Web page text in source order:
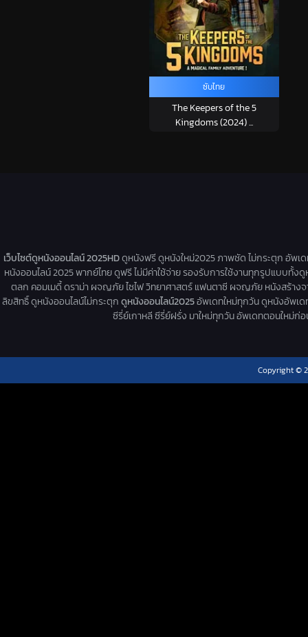
ซับไทย
The Keepers of the 5
Kingdoms (2024) ...
เว็บไซต์ดูหนังออนไลน์ 2025HDดูหนังฟรี ดูหนังใหม่2025 ภาพชัด ไม่กระตุก อัพเ
หนังออนไลน์ 2025 พากย์ไทย ดูฟรี ไม่มีค่าใช้จ่าย รองรับการใช้งานทุกรูปแบบทั้
ตลก คอมเมดี้ ดราม่า ผจญภัย ไซไฟ วิทยาศาสตร์ แฟนตาซี ผจญภัย หนังสร้างจ
ลิขสิทธิ์ ดูหนังออนไลน์ไม่กระตุกดูหนังออนไลน์2025อัพเดทใหม่ทุกวัน ดูหนังอัพเด
ซีรี่ย์เกาหลี ซีรี่ย์ฝรั่ง มาใหม่ทุกวัน อัพเดทตอนใหม่ก่
Copyright ©